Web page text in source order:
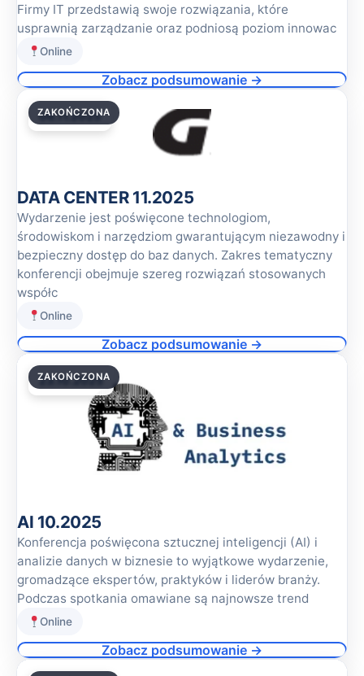
Firmy IT przedstawią swoje rozwiązania, które
usprawnią zarządzanie oraz podniosą poziom innowac
Online
Zobacz podsumowanie →
06.11.2025
ZAKOŃCZONA
DATA CENTER 11.2025
Wydarzenie jest poświęcone technologiom,
środowiskom i narzędziom gwarantującym niezawodny i
bezpieczny dostęp do baz danych. Zakres tematyczny
konferencji obejmuje szereg rozwiązań stosowanych
współc
Online
Zobacz podsumowanie →
23.10.2025
ZAKOŃCZONA
AI 10.2025
Konferencja poświęcona sztucznej inteligencji (AI) i
analizie danych w biznesie to wyjątkowe wydarzenie,
gromadzące ekspertów, praktyków i liderów branży.
Podczas spotkania omawiane są najnowsze trend
Online
Zobacz podsumowanie →